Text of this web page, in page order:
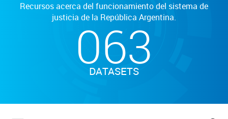
Recursos acerca del funcionamiento del sistema de
justicia de la República Argentina.
063
DATASETS